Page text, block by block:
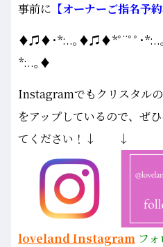
事前に 【オーナーご指名予約
♦♫♦･*:..｡♦♫♦*ﾟ¨ﾟﾟ･
*:..｡♦
Instagramでもクリスタル
をアップしているので、ぜ
てください！↓ ↓
loveland Instagram フ